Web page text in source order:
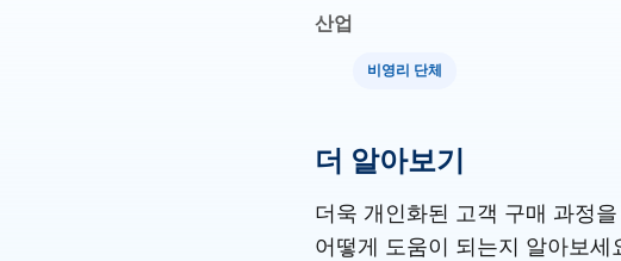
산업
비영리 단체
더 알아보기
더욱 개인화된 고객 구매 과정
어떻게 도움이 되는지 알아보세